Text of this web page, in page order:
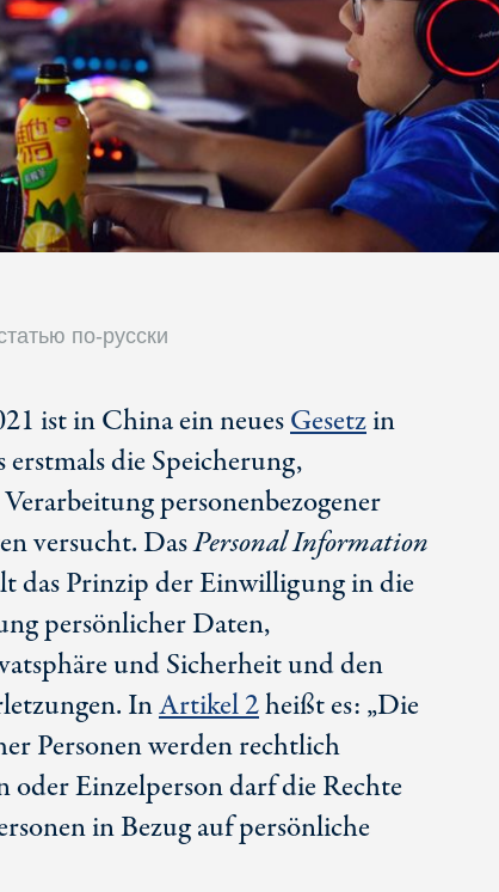
по-русски
ist in China ein neuesGesetzin
die Speicherung,
personenbezogener
versucht. DasPersonal Information
das Prinzip der Einwilligung in die
persönlicher Daten,
und Sicherheit und den
InArtikel 2heißt es: „Die
Personen werden rechtlich
oder Einzelperson darf die Rechte
in Bezug auf persönliche